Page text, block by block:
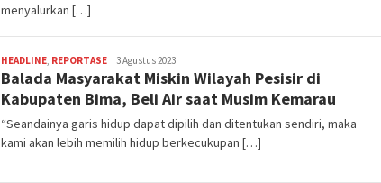
menyalurkan […]
HEADLINE REPORTASE Fachrunnas
AR
3 Agustus 2023
Balada Masyarakat Miskin Wilayah Pesisir di
Kabupaten Bima, Beli Air saat Musim Kemarau
“Seandainya garis hidup dapat dipilih dan ditentukan sendiri, maka
kami akan lebih memilih hidup berkecukupan […]